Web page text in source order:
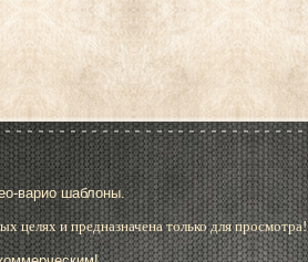
варио шаблоны.
целях и предназначена только для просмотра!